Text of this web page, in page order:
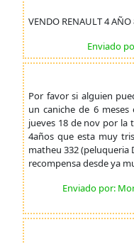
VENDO RENAULT 4 AÑO
Enviado
Por favor si alguien
un caniche de 6
jueves 18 de nov por la
4años que esta muy
matheu 332 (peluqueria
recompensa desde ya
Enviado por: